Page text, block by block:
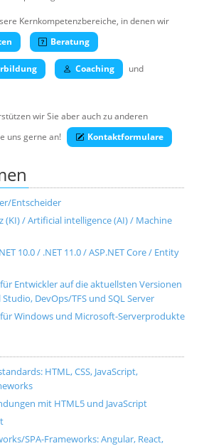
Kernkompetenzbereiche, in denen wir
Beratung
Coaching und
wir Sie aber auch zu anderen
uns gerne an!
Kontaktformulare
Entscheider
(KI) / Artificial intelligence (AI) / Machine
10.0 / .NET 11.0 / ASP.NET Core / Entity
Entwickler auf die aktuellsten Versionen
Studio, DevOps/TFS und SQL Server
Windows und Microsoft-Serverprodukte
HTML, CSS, JavaScript,
mit HTML5 und JavaScript
SPA-Frameworks: Angular, React,